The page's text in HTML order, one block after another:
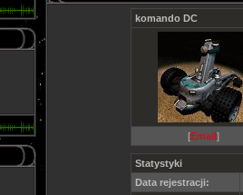
komando DC
[Email]
Statystyki
Data rejestracji: